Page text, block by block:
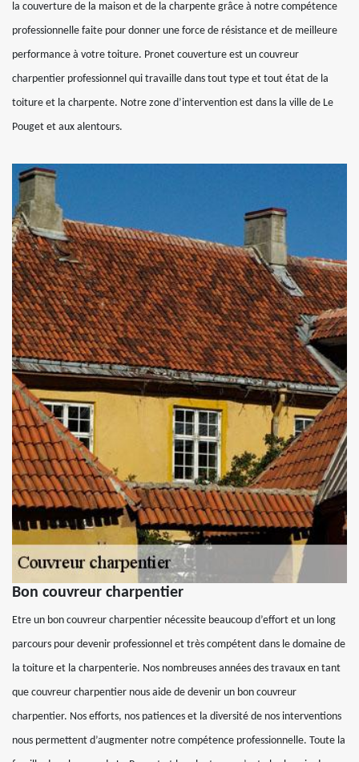
la couverture de la maison et de la charpente grâce à notre compétence
professionnelle faite pour donner une force de résistance et de meilleure
performance à votre toiture. Pronet couverture est un couvreur
charpentier professionnel qui travaille dans tout type et tout état de la
toiture et la charpente. Notre zone d’intervention est dans la ville de Le
Pouget et aux alentours.
Bon couvreur charpentier
Etre un bon couvreur charpentier nécessite beaucoup d’effort et un long
parcours pour devenir professionnel et très compétent dans le domaine de
la toiture et la charpenterie. Nos nombreuses années des travaux en tant
que couvreur charpentier nous aide de devenir un bon couvreur
charpentier. Nos efforts, nos patiences et la diversité de nos interventions
nous permettent d’augmenter notre compétence professionnelle. Toute la